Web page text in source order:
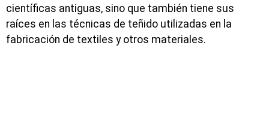
científicas antiguas, sino que también tiene sus
raíces en las técnicas de teñido utilizadas en la
fabricación de textiles y otros materiales.